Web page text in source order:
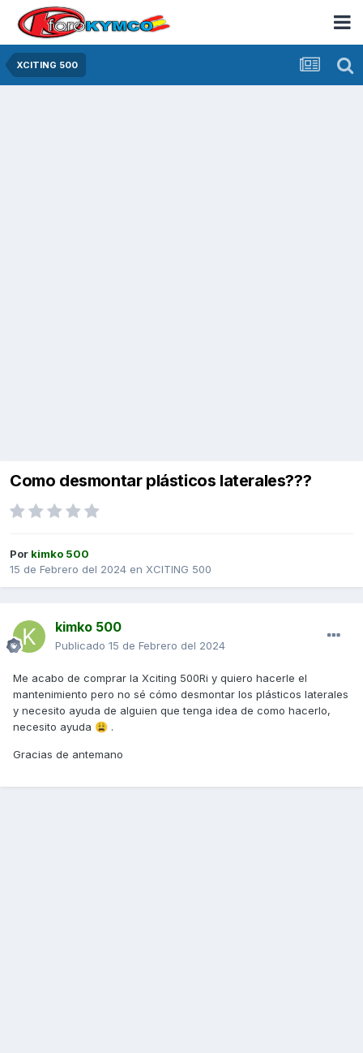
XCITING 500
Como desmontar plásticos laterales???
Por kimko 500
15 de Febrero del 2024 en XCITING 500
kimko 500
Publicado 15 de Febrero del 2024
Me acabo de comprar la Xciting 500Ri y quiero hacerle el
mantenimiento pero no sé cómo desmontar los plásticos laterales
y necesito ayuda de alguien que tenga idea de como hacerlo,
necesito ayuda 😩 .
Gracias de antemano